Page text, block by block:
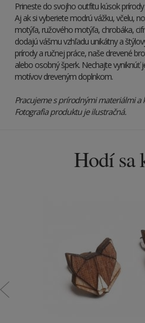
Prineste do svojho outfitu kúsok
Aj ak si vyberiete modrú vážku, včelu,
motýľa, ružového motýľa, chrobáka,
dodajú vášmu vzhľadu unikátny a
prírody a ručnej práce, naše drevené
alebo osobný šperk. Nechajte vyniknúť
motívov dreveným doplnkom.
Pracujeme s prírodnými materiálmi a
Fotografia produktu je ilustračná.
Hodí sa